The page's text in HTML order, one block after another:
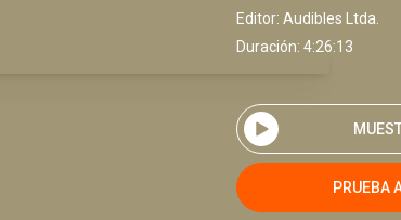
Editor: Audibles Ltda.
Duración: 4:26:13
PRUEBA